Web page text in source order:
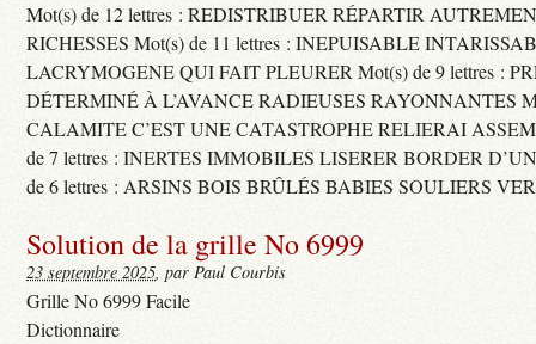
Mot(s) de 12 lettres : REDISTRIBUER RÉPARTIR
RICHESSES Mot(s) de 11 lettres : INEPUISABLE
LACRYMOGENE QUI FAIT PLEURER Mot(s) de 9 lettres :
DÉTERMINÉ À L’AVANCE RADIEUSES RAYONNANTES
CALAMITE C’EST UNE CATASTROPHE RELIERAI
de 7 lettres : INERTES IMMOBILES LISERER BORDER
de 6 lettres : ARSINS BOIS BRÛLÉS BABIES SOULIERS
Solution de la grille No 6999
23 septembre 2025, par Paul Courbis
Grille No 6999 Facile
Dictionnaire